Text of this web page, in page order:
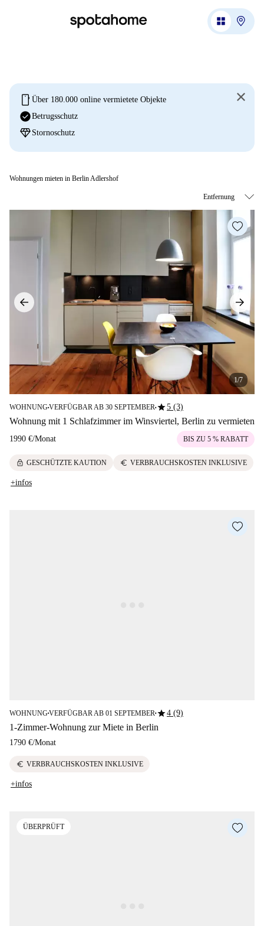
mobile Über 180.000 online vermietete Objekte
check_circleBetrugsschutz
diamond Stornoschutz
Wohnungen mieten in Berlin Adlershof
1/7
WOHNUNG■VERFÜGBAR AB 30 SEPTEMBER■star5 (3)
Wohnung mit 1 Schlafzimmer im Winsviertel, Berlin zu vermieten
1990 €/Monat BIS ZU 5 % RABATT
lock GESCHÜTZTE KAUTION euro VERBRAUCHSKOSTEN INKLUSIVE
+infos
WOHNUNG■VERFÜGBAR AB 01 SEPTEMBER ■star4 (9)
1-Zimmer-Wohnung zur Miete in Berlin
1790 €/Monat
euro VERBRAUCHSKOSTEN INKLUSIVE
+infos
ÜBERPRÜFT